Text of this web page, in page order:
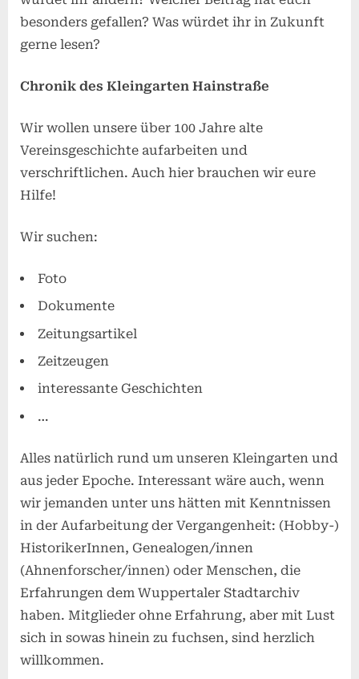
besonders gefallen? Was würdet ihr in Zukunft
gerne lesen?
Chronik des Kleingarten Hainstraße
Wir wollen unsere über 100 Jahre alte
Vereinsgeschichte aufarbeiten und
verschriftlichen. Auch hier brauchen wir eure
Hilfe!
Wir suchen:
Foto
Dokumente
Zeitungsartikel
Zeitzeugen
interessante Geschichten
…
Alles natürlich rund um unseren Kleingarten und
aus jeder Epoche. Interessant wäre auch, wenn
wir jemanden unter uns hätten mit Kenntnissen
in der Aufarbeitung der Vergangenheit: (Hobby-)
HistorikerInnen, Genealogen/innen
(Ahnenforscher/innen) oder Menschen, die
Erfahrungen dem Wuppertaler Stadtarchiv
haben. Mitglieder ohne Erfahrung, aber mit Lust
sich in sowas hinein zu fuchsen, sind herzlich
willkommen.